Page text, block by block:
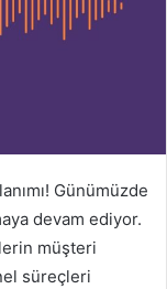
Günümüzde
devam ediyor.
müşteri
süreçleri